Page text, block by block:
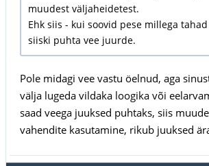
muudest väljaheidetest.
Ehk siis - kui soovid pese millega
siiski puhta vee juurde.
Pole midagi vee vastu öelnud, aga
välja lugeda vildaka loogika või
saad veega juuksed puhtaks, siis
vahendite kasutamine, rikub juuksed